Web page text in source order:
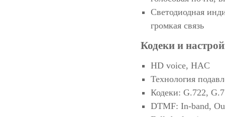
Светодиодная
громкая связь
Кодеки и
HD voice, HAC
Технология
Кодеки: G.722,
DTMF: In-band,